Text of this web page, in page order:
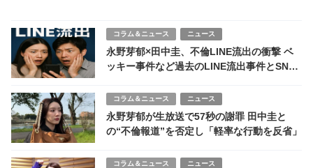
コラム＆ニュース ニュース
永野芽郁×田中圭、不倫LINE流出の衝撃 ベ
ッキー事件など過去のLINE流出事件とSNS
コラム＆ニュース ニュース
永野芽郁が生放送で57秒の謝罪 田中圭と
の“不倫報道”を否定し「軽率な行動を反省」
コラム＆ニュース ニュース